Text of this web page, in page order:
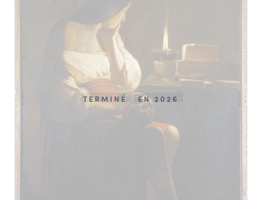
TERMINÉ EN 2026